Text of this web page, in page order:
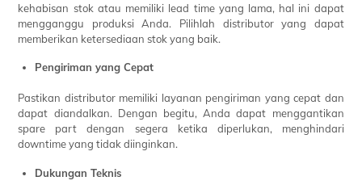
kehabisan stok atau memiliki lead time yang lama, hal ini dapat
mengganggu produksi Anda. Pilihlah distributor yang dapat
memberikan ketersediaan stok yang baik.
Pengiriman yang Cepat
Pastikan distributor memiliki layanan pengiriman yang cepat dan
dapat diandalkan. Dengan begitu, Anda dapat menggantikan
spare part dengan segera ketika diperlukan, menghindari
downtime yang tidak diinginkan.
Dukungan Teknis